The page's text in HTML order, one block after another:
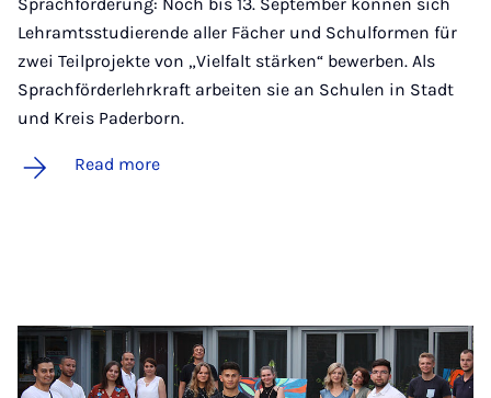
Lehramtsstudierende aller Fächer und Schulformen für
zwei Teilprojekte von „Vielfalt stärken“ bewerben. Als
Sprachförderlehrkraft arbeiten sie an Schulen in Stadt
und Kreis Paderborn.
Read more